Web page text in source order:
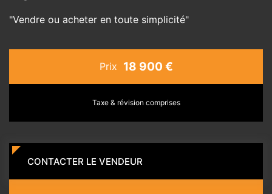
"Vendre ou acheter en toute simplicité"
Prix 18 900 €
Taxe & révision comprises
CONTACTER LE VENDEUR